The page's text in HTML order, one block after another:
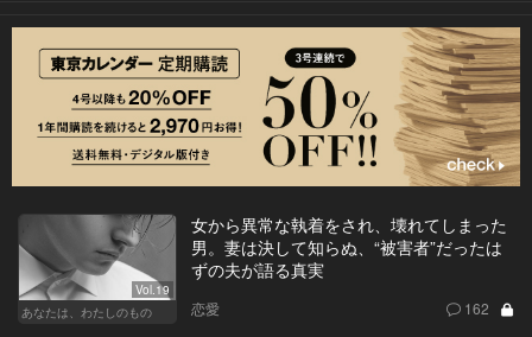
Vol.19
あなたは、わたしのもの
女から異常な執着をされ、壊れてしまった
男。妻は決して知らぬ、“被害者”だったは
ずの夫が語る真実
恋愛 162